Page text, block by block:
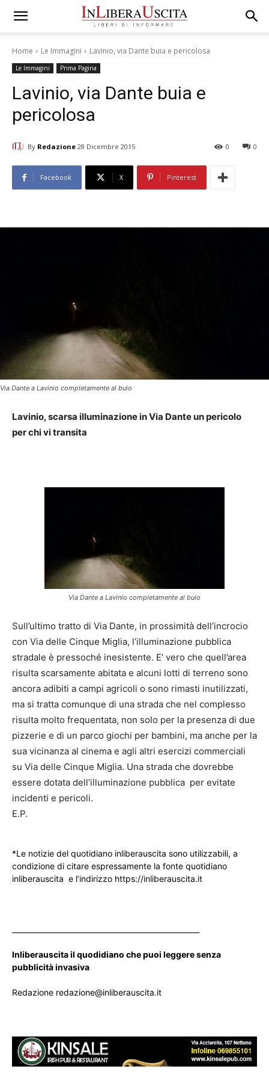
Home Le Immagini Lavinio, via Dante buia e pericolosa
Le Immagini Prima Pagina
Lavinio, via Dante buia e
pericolosa
By Redazione 28 Dicembre 2015 0
0
Facebook X Pinterest
Via Dante a Lavinio completamente al buio
Lavinio, scarsa illuminazione in Via Dante un pericolo
per chi vi transita
Via Dante a Lavinio completamente al buio
Sull’ultimo tratto di Via Dante, in prossimità dell’incrocio
con Via delle Cinque Miglia, l’illuminazione pubblica
stradale è pressoché inesistente. E’ vero che quell’area
risulta scarsamente abitata e alcuni lotti di terreno sono
ancora adibiti a campi agricoli o sono rimasti inutilizzati,
ma si tratta comunque di una strada che nel complesso
risulta molto frequentata, non solo per la presenza di due
pizzerie e di un parco giochi per bambini, ma anche per la
sua vicinanza al cinema e agli altri esercizi commerciali
su Via delle Cinque Miglia. Una strada che dovrebbe
essere dotata dell’illuminazione pubblica per evitate
incidenti e pericoli.
E.P.
*Le notizie del quotidiano inliberauscita sono utilizzabili, a
condizione di citare espressamente la fonte quotidiano
inliberauscita e l’indirizzo https://inliberauscita.it
Inliberauscita il quodidiano che puoi leggere senza
pubblicità invasiva
Redazione redazione@inliberauscita.it